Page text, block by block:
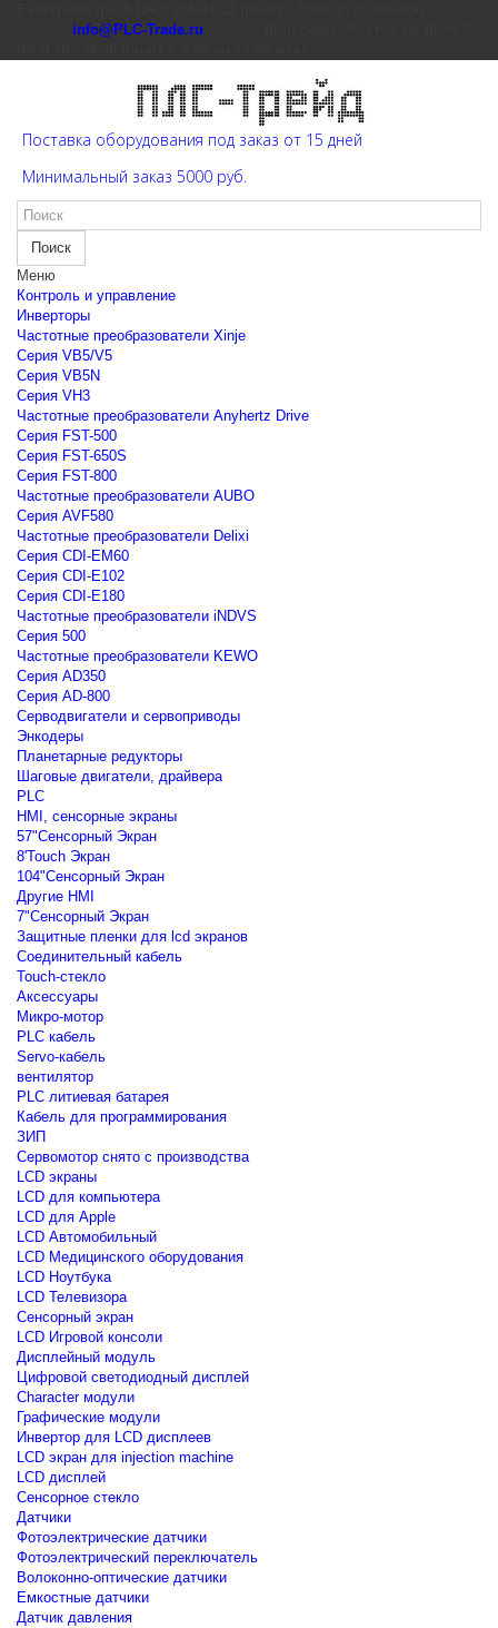
info@PLC-Trade.ru
Поставка оборудования под заказ от 15 дней
Минимальный заказ 5000 руб.
Поиск
Меню
Контроль и управление
Инверторы
Частотные преобразователи Xinje
Cерия VB5/V5
Cерия VB5N
Cерия VH3
Частотные преобразователи Anyhertz Drive
Серия FST-500
Серия FST-650S
Серия FST-800
Частотные преобразователи AUBO
Серия AVF580
Частотные преобразователи Delixi
Серия CDI-EM60
Серия CDI-E102
Серия CDI-E180
Частотные преобразователи iNDVS
Серия 500
Частотные преобразователи KEWO
Серия AD350
Серия AD-800
Серводвигатели и сервоприводы
Энкодеры
Планетарные редукторы
Шаговые двигатели, драйвера
PLC
HMI, сенсорные экраны
57"Сенсорный Экран
8'Touch Экран
104"Сенсорный Экран
Другие HMI
7"Сенсорный Экран
Защитные пленки для lcd экранов
Соединительный кабель
Touch-стекло
Аксессуары
Микро-мотор
PLC кабель
Servo-кабель
вентилятор
PLC литиевая батарея
Кабель для программирования
ЗИП
Сервомотор снято с производства
LCD экраны
LCD для компьютера
LCD для Apple
LCD Автомобильный
LCD Медицинского оборудования
LCD Ноутбука
LCD Телевизора
Сенсорный экран
LCD Игровой консоли
Дисплейный модуль
Цифровой светодиодный дисплей
Сharacter модули
Графические модули
Инвертор для LCD дисплеев
LCD экран для injection machine
LCD дисплей
Сенсорное стекло
Датчики
Фотоэлектрические датчики
Фотоэлектрический переключатель
Волоконно-оптические датчики
Емкостные датчики
Датчик давления